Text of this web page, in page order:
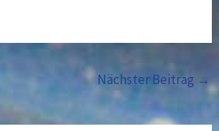
Nächster Beitrag →